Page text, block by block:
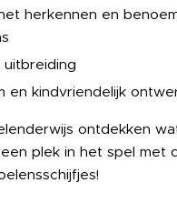
herkennen en
uitbreiding
en kindvriendelijk
ontdekken
plek in het spel met
😊💛😢🧠